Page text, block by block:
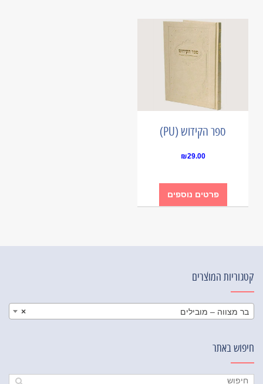
ספר הקידוש (PU)
₪29.00
פרטים נוספים
קטגוריות המוצרים
× בר מצווה – מובילים
חיפוש באתר